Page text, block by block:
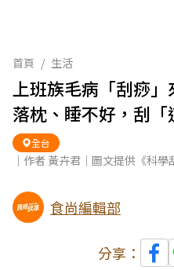
首頁 / 生活
上班族毛病「刮痧」
落枕、睡不好，刮
全台
｜作者 黃卉君｜圖文提供《科
食尚編輯部
分享：